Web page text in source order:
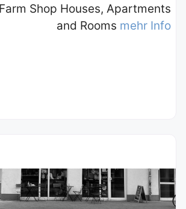
Shop Houses, Apartments
and Rooms mehr Info